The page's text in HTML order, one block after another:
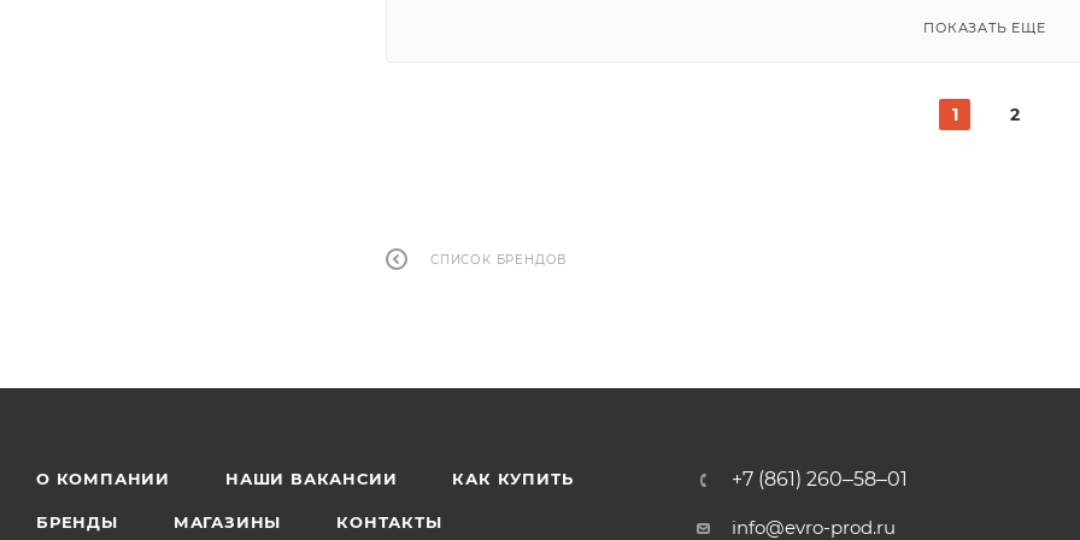
ПОКАЗАТЬ ЕЩЕ
1 2
СПИСОК БРЕНДОВ
О КОМПАНИИ НАШИ ВАКАНСИИ КАК КУПИТЬ
БРЕНДЫ МАГАЗИНЫ КОНТАКТЫ
+7 (861) 260‒58‒01
info@evro-prod.ru